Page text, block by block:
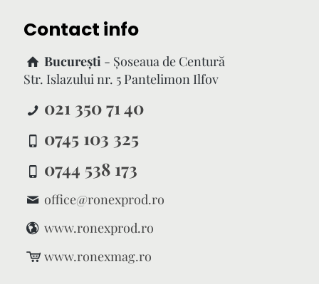
Contact info
București - Şoseaua de Centură
Str. Islazului nr. 5 Pantelimon Ilfov
021 350 71 40
0745 103 325
0744 538 173
office@ronexprod.ro
www.ronexprod.ro
www.ronexmag.ro